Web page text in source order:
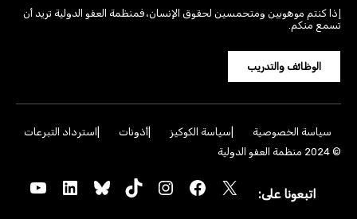
إذا كنتم موهوبين ومتحمسين لحقوق الإنسان، فمنظمة العفو الدولية تريد أن
تسمع منكم.
الوظائف والتدريب
سياسة الخصوصية سياسة الكوكيز أذونات
استرداد التبرعات
© 2024 منظمة العفو الدولية
اتبعونا على: X
Facebook
Instagram
TikTok
Bluesky
LinkedIn
YouTube